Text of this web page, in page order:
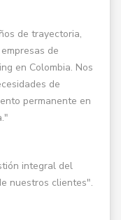
de trayectoria,
de
en Colombia. Nos
de
permanente en
integral del
nuestros clientes".